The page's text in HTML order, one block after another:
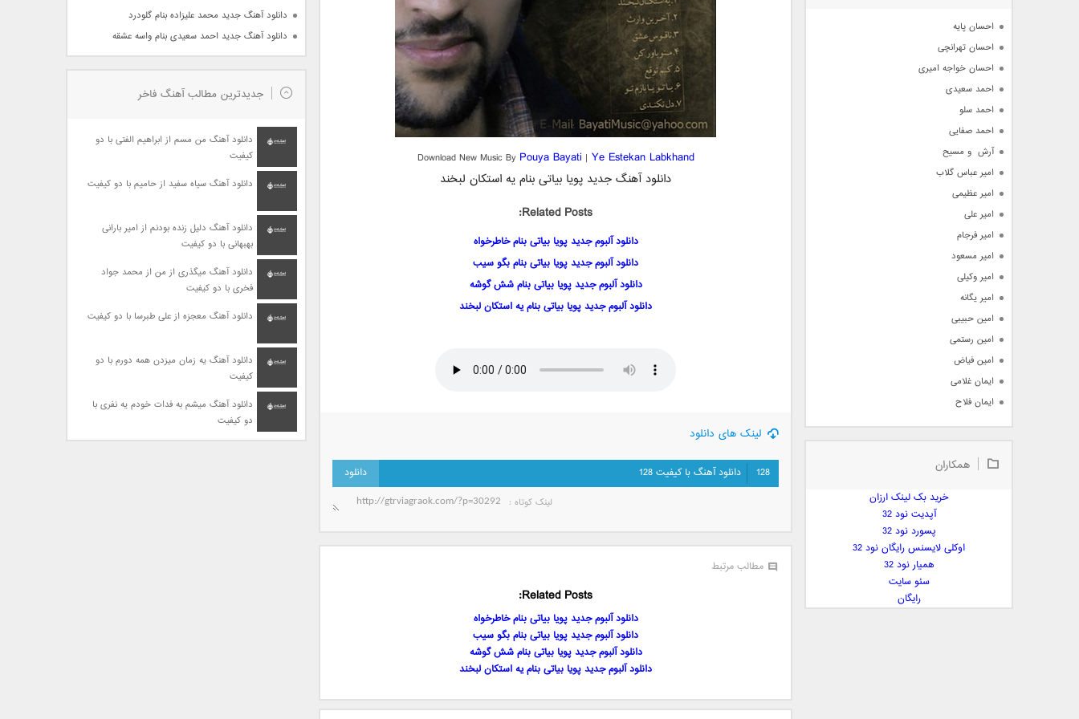
Download New Music By Pouya Bayati | Ye Estekan Labkhand
دانلود آهنگ جدید پویا بیاتی بنام یه استکان لبخند
Related Posts:
دانلود آلبوم جدید پویا بیاتی بنام خاطرخواه
دانلود آلبوم جدید پویا بیاتی بنام بگو سیب
دانلود آلبوم جدید پویا بیاتی بنام شش گوشه
دانلود آلبوم جدید پویا بیاتی بنام یه استکان لبخند
لینک های دانلود
128 دانلود آهنگ با کیفیت 128
لینک کوتاه‌ :
مطالب مرتبط
Related Posts:
دانلود آلبوم جدید پویا بیاتی بنام خاطرخواه
دانلود آلبوم جدید پویا بیاتی بنام بگو سیب
دانلود آلبوم جدید پویا بیاتی بنام شش گوشه
دانلود آلبوم جدید پویا بیاتی بنام یه استکان لبخند
دانلود آهنگ جدید محمد علیزاده بنام گلودرد
دانلود آهنگ جدید احمد سعیدی بنام واسه عشقه
جدیدترین مطالب آهنگ فاخر
دانلود آهنگ من مسم از ابراهیم الفتی با دو
کیفیت
دانلود آهنگ سیاه سفید از حامیم با دو کیفیت
دانلود آهنگ دلیل زنده بودنم از امیر بارانی
بهبهانی با دو کیفیت
دانلود آهنگ میگذری از من از محمد جواد
فخری با دو کیفیت
دانلود آهنگ معجزه از علی طبرسا با دو کیفیت
دانلود آهنگ یه زمان میزدن همه دورم با دو
کیفیت
دانلود آهنگ میشم به فدات خودم یه نفری با
دو کیفیت
احسان پایه
احسان تهرانچی
احسان خواجه امیری
احمد سعیدی
احمد سلو
احمد صفایی
آرش  و مسیح
امیر عباس گلاب
امیر عظیمی
امیر علی
امیر فرجام
امیر مسعود
امیر وکیلی
امیر یگانه
امین حبیبی
امین رستمی
امین فیاض
ایمان غلامی
ایمان فلاح
بابک جهانبخش
بابک مافی
بهنام صفوی
پارسا چیلیک
همکاران
خرید بک لینک ارزان
آپدیت نود 32
پسورد نود 32
اوکلی لایسنس رایگان نود 32
همیار نود 32
سئو سایت
رایگان